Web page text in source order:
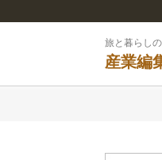
旅と暮らし
産業編